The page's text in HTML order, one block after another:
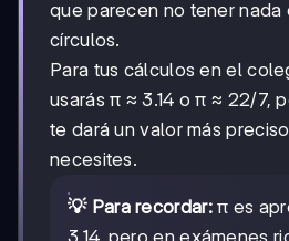
que parecen no tener nada
círculos.
Para tus cálculos en el
usarás π ≈ 3.14 o π ≈ 22/7,
te dará un valor más
necesites.
💡 Para recordar:π es